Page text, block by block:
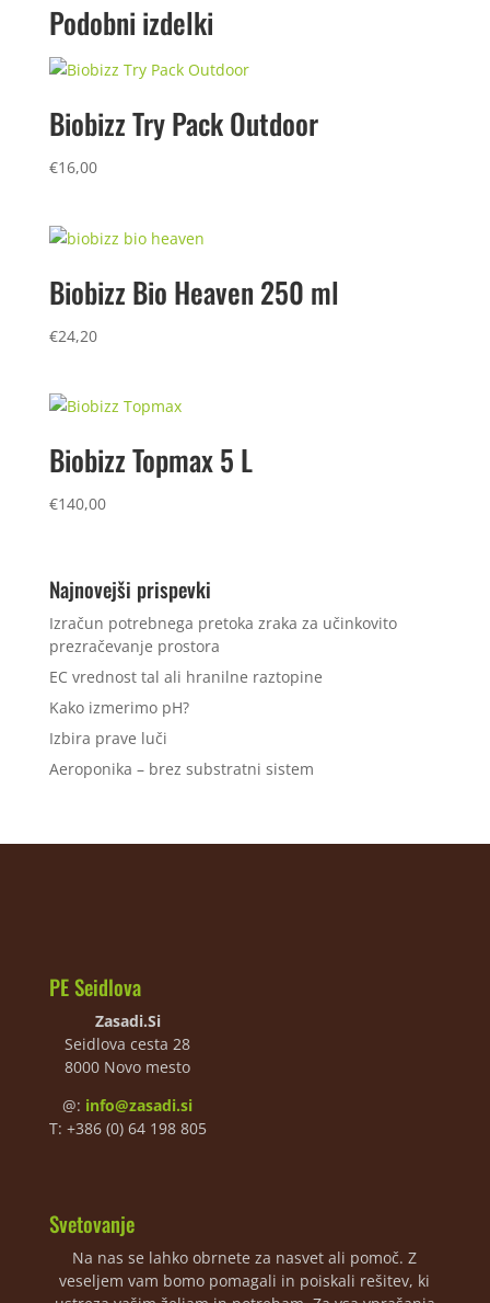
Podobni izdelki
Biobizz Try Pack Outdoor
€16,00
Biobizz Bio Heaven 250 ml
€24,20
Biobizz Topmax 5 L
€140,00
Najnovejši prispevki
Izračun potrebnega pretoka zraka za učinkovito
prezračevanje prostora
EC vrednost tal ali hranilne raztopine
Kako izmerimo pH?
Izbira prave luči
Aeroponika – brez substratni sistem
PE Seidlova
Zasadi.Si
Seidlova cesta 28
8000 Novo mesto
@: info@zasadi.si
T: +386 (0) 64 198 805
Svetovanje
Na nas se lahko obrnete za nasvet ali pomoč. Z
veseljem vam bomo pomagali in poiskali rešitev, ki